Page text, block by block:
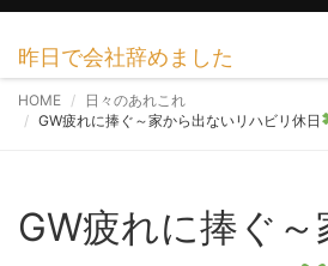
昨日で会社辞めました
HOME
日々のあれこれ
GW疲れに捧ぐ～家から出ないリハビリ休日
GW疲れに捧ぐ